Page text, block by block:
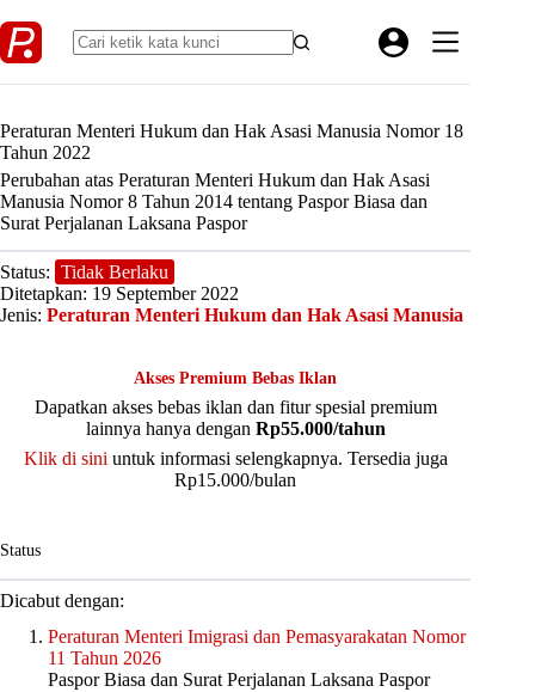
to
content
Peraturan Menteri Hukum dan Hak Asasi Manusia Nomor 18
Tahun 2022
Perubahan atas Peraturan Menteri Hukum dan Hak Asasi
Manusia Nomor 8 Tahun 2014 tentang Paspor Biasa dan
Surat Perjalanan Laksana Paspor
Status: Tidak Berlaku
Ditetapkan: 19 September 2022
Jenis: Peraturan Menteri Hukum dan Hak Asasi Manusia
Akses Premium Bebas Iklan
Dapatkan akses bebas iklan dan fitur spesial premium
lainnya hanya dengan Rp55.000/tahun
Klik di sini untuk informasi selengkapnya. Tersedia juga
Rp15.000/bulan
Status
Dicabut dengan:
Peraturan Menteri Imigrasi dan Pemasyarakatan Nomor
11 Tahun 2026
Paspor Biasa dan Surat Perjalanan Laksana Paspor